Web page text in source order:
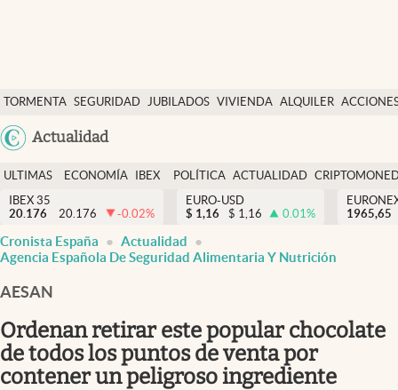
TORMENTA SEGURIDAD JUBILADOS VIVIENDA ALQUILER
USA
Actualidad
Economía y finanzas
Política
Actualidad
Criptomonedas
España
ULTIMAS
NOTICIAS
ECONOMÍA
FINANZAS
IBEX
EURO
POLÍTICA ACTUALIDAD
IBEX 35
20.176
20.176 -0.02%
EURO-USD
$ 1,16 $ 1,16 0.01%
1965,65
Cronista España
Actualidad
Agencia Española De Seguridad Alimentaria Y Nutrición
AESAN
Ordenan retirar este popular chocolate
de todos los puntos de venta por
contener un peligroso ingrediente